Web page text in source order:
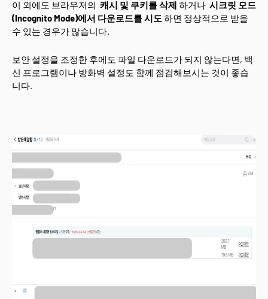
이 외에도 브라우저의 캐시 및 쿠키를 삭제 하거나 시크릿 모드
(Incognito Mode)에서 다운로드를 시도 하면 정상적으로 받을
수 있는 경우가 많습니다.
보안 설정을 조정한 후에도 파일 다운로드가 되지 않는다면, 백
신 프로그램이나 방화벽 설정도 함께 점검해보시는 것이 좋습
니다.